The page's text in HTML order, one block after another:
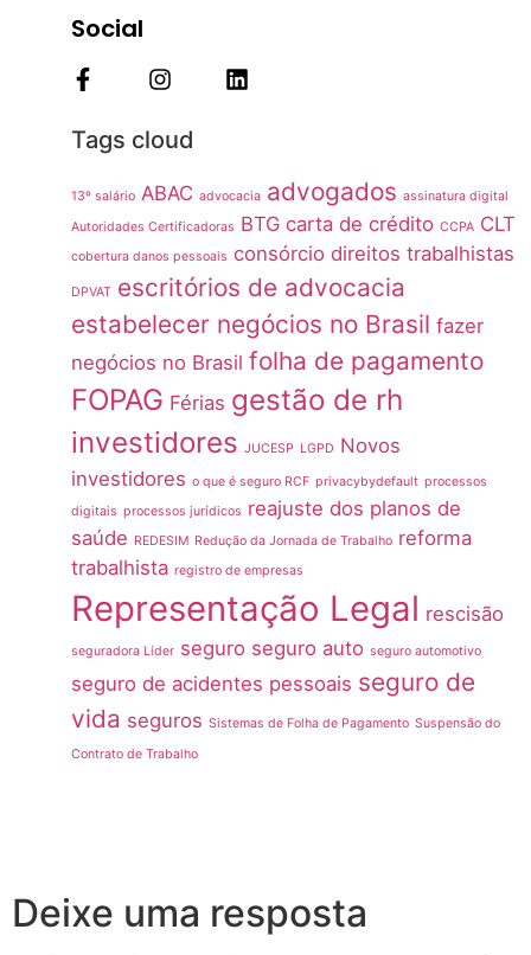
Social
Tags cloud
13º salário ABAC advocacia advogados assinatura digital
Autoridades Certificadoras BTG carta de crédito CCPA CLT
cobertura danos pessoais consórcio direitos trabalhistas
DPVAT escritórios de advocacia
estabelecer negócios no Brasil fazer
negócios no Brasil folha de pagamento
FOPAG Férias gestão de rh
investidores JUCESP LGPD Novos
investidores o que é seguro RCF privacybydefault processos
digitais processos jurídicos reajuste dos planos de
saúde REDESIM Redução da Jornada de Trabalho reforma
trabalhista registro de empresas
Representação Legal rescisão
seguradora Líder seguro seguro auto seguro automotivo
seguro de acidentes pessoais seguro de
vida seguros Sistemas de Folha de Pagamento Suspensão do
Contrato de Trabalho
Deixe uma resposta